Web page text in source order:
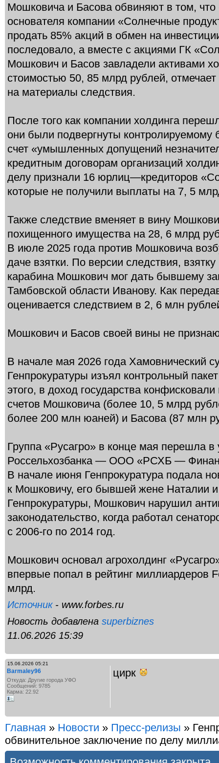
Мошковича и Басова обвиняют в том,
основателя компании «Солнечные
продать 85% акций в обмен на
последовало, а вместе с акциями ГК
Мошкович и Басов завладели активами
стоимостью 50, 85 млрд рублей,
на материалы следствия.
После того как компании холдинга
они были подвергнуты контролируемому
счет «умышленных допущений
кредитным договорам организаций
делу признали 16 юрлиц—кредиторов
которые не получили выплаты на 7, 5
Также следствие вменяет в вину
похищенного имущества на 28, 6 млрд
В июле 2025 года против Мошковича
даче взятки. По версии следствия,
карабина Мошкович мог дать бывшему
Тамбовской области Иванову. Как
оценивается следствием в 2, 6 млн
Мошкович и Басов своей вины не
В начале мая 2026 года Хамовнический
Генпрокуратуры изъял контрольный
этого, в доход государства
счетов Мошковича (более 10, 5 млрд
более 200 млн юаней) и Басова (87 млн
Группа «Русагро» в конце мая перешла в
Россельхозбанка — ООО «РСХБ —
В начале июня Генпрокуратура подала
к Мошковичу, его бывшей жене Наталии
Генпрокуратуры, Мошкович нарушил
законодательство, когда работал
с 2006-го по 2014 год.
Мошкович основал агрохолдинг
впервые попал в рейтинг миллиардеров
млрд.
Источник- www.forbes.ru
Новость добавлена superbiznes
11.06.2026 15:39
15.06.2026 05:21
Barmaley96
Откуда: Другие города УФО
Сообщений: 9785
Карма: 22.92
цирк
Главная » Новости » Пресс-релизы »
обвинительное заключение по делу